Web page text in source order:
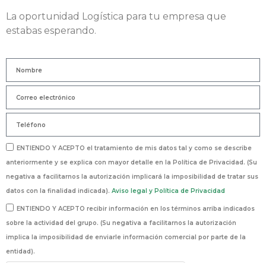
La oportunidad Logística para tu empresa que
estabas esperando.
ENTIENDO Y ACEPTO el tratamiento de mis datos tal y como se describe
anteriormente y se explica con mayor detalle en la Política de Privacidad. (Su
negativa a facilitarnos la autorización implicará la imposibilidad de tratar sus
datos con la finalidad indicada). Aviso legal y Política de Privacidad
ENTIENDO Y ACEPTO recibir información en los términos arriba indicados
sobre la actividad del grupo. (Su negativa a facilitarnos la autorización
implica la imposibilidad de enviarle información comercial por parte de la
entidad).